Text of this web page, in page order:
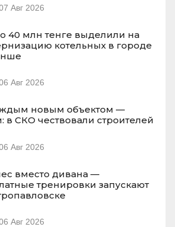
Авг 2026
40 млн тенге выделили на
котельных в городе
Авг 2026
новым объектом —
в СКО чествовали строителей
Авг 2026
вместо дивана —
тренировки запускают
Авг 2026